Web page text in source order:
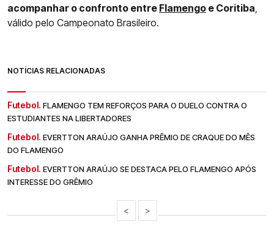
acompanhar o confronto entre Flamengo e Coritiba
válido pelo Campeonato Brasileiro.
NOTÍCIAS RELACIONADAS
Futebol. FLAMENGO TEM REFORÇOS PARA O DUELO CONTRA O
ESTUDIANTES NA LIBERTADORES
Futebol. EVERTTON ARAÚJO GANHA PRÊMIO DE CRAQUE DO MÊS
DO FLAMENGO
Futebol. EVERTTON ARAÚJO SE DESTACA PELO FLAMENGO APÓS
INTERESSE DO GRÊMIO
< >